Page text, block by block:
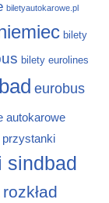
biletyautokarowe.pl
bilety
bilety eurolines
eurobus
autokarowe
przystanki
sindbad
rozkład